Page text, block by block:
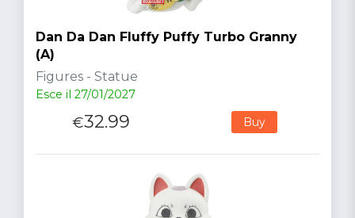
Dan Da Dan Fluffy Puffy Turbo Granny
(A)
Figures - Statue
Esce il 27/01/2027
€32.99 Buy